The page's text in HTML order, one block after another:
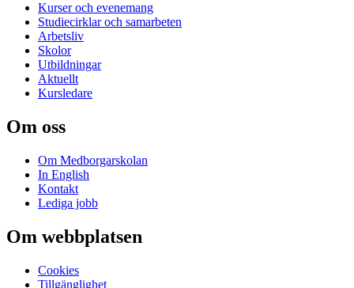
Kurser och evenemang
Studiecirklar och samarbeten
Arbetsliv
Skolor
Utbildningar
Aktuellt
Kursledare
Om oss
Om Medborgarskolan
In English
Kontakt
Lediga jobb
Om webbplatsen
Cookies
Tillgänglighet